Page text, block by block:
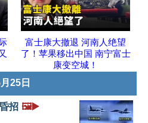
富士康大撤退 河南人绝望
了！苹果移出中国 南宁富士
康变空城！
25日
招 🖼️▶️